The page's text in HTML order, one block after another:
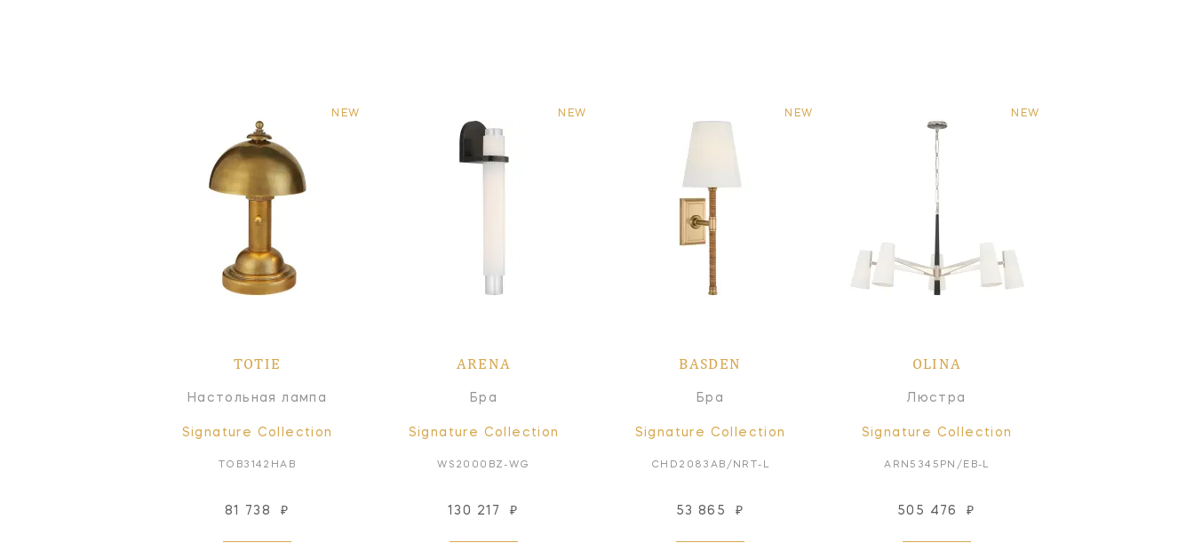
NEW
TOTIE
Настольная лампа
Signature Collection
TOB3142HAB
81 738 ₽
NEW
ARENA
Бра
Signature Collection
WS2000BZ-WG
130 217 ₽
NEW
BASDEN
Бра
Signature Collection
CHD2083AB/NRT-L
53 865 ₽
NEW
OLINA
Люстра
Signature Collection
ARN5345PN/EB-L
505 476 ₽